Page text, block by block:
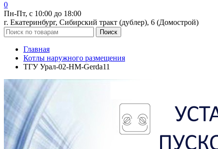
0
Пн-Пт, с 10:00 до 18:00
г. Екатеринбург, Сибирский тракт (дублер), 6 (Домострой)
Поиск
Главная
Котлы наружного размещения
ТГУ Урал-02-HM-Gerda11